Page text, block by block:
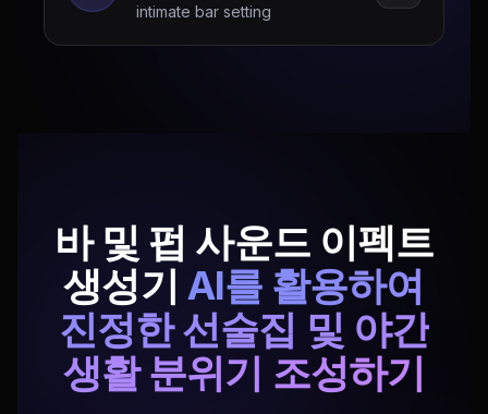
intimate bar setting
바 및 펍 사운드 이펙트
생성기 AI를 활용하여
진정한 선술집 및 야간
생활 분위기 조성하기